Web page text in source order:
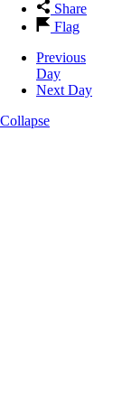
Share
Flag
Previous
Day
Next Day
Collapse